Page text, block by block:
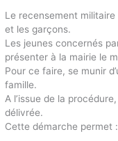
Le recensement
et les garçons.
Les jeunes concernés
présenter à la mairie le
Pour ce faire, se munir
famille.
A l’issue de la
délivrée.
Cette démarche permet :